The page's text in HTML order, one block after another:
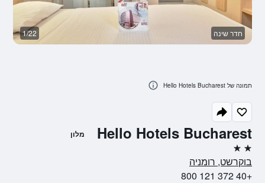
Hello Hotels Bucharest מלון
2 כוכבים
בוקרשט, רומניה
+40 372 121 800
חדר שינה 1/22
תמונה של Hello Hotels Bucharest